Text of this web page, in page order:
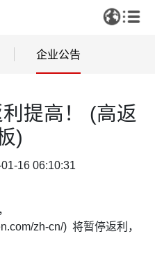
企业公告
提高！ (高返
)
16 06:10:31
zh-cn/) 将暂停返利，